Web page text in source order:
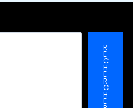
R
E
C
H
E
R
C
H
E